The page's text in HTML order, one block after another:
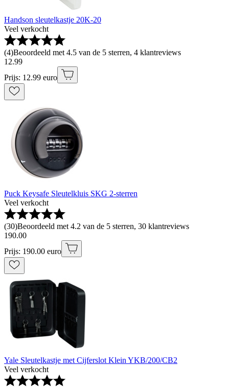
Handson sleutelkastje 20K-20
Veel verkocht
(4)Beoordeeld met 4.5 van de 5 sterren, 4 klantreviews
12.99
Prijs: 12.99 euro
Puck Keysafe Sleutelkluis SKG 2-sterren
Veel verkocht
(30)Beoordeeld met 4.2 van de 5 sterren, 30 klantreviews
190.00
Prijs: 190.00 euro
Yale Sleutelkastje met Cijferslot Klein YKB/200/CB2
Veel verkocht